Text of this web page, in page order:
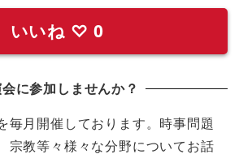
いいね ♡ 0
に参加しませんか？
毎月開催しております。時事問題
宗教等々様々な分野についてお話